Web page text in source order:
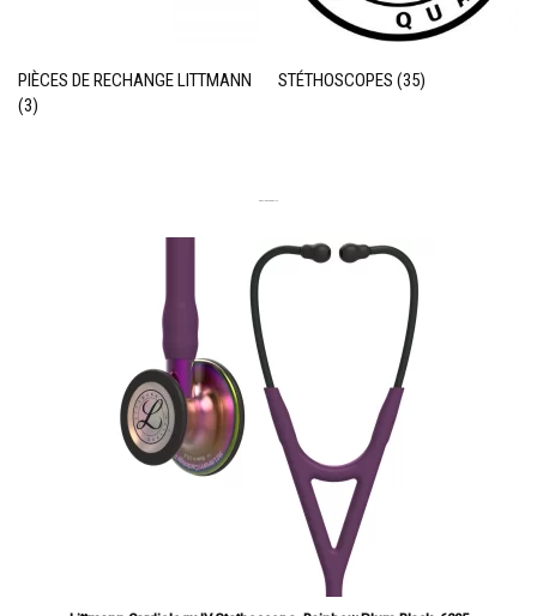
PIÈCES DE RECHANGE LITTMANN
(3)
STÉTHOSCOPES(35)